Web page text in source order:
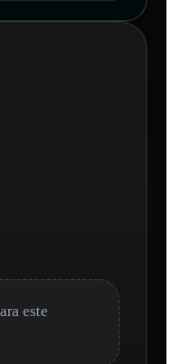
este